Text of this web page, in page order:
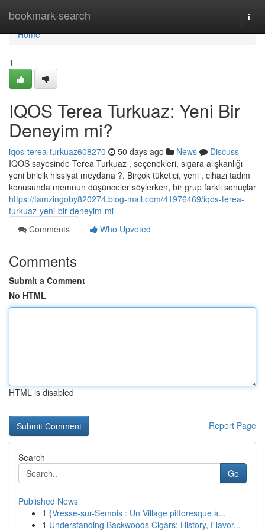
bookmark-search
Home
Home
1
IQOS Terea Turkuaz: Yeni Bir
Deneyim mi?
iqos-terea-turkuaz608270 50 days ago News
Discuss
IQOS sayesinde Terea Turkuaz , seçenekleri, sigara alışkanlığı
yeni biricik hissiyat meydana ?. Birçok tüketici, yeni , cihazı tadım
konusunda memnun düşünceler söylerken, bir grup farklı sonuçlar
https://tamzingoby820274.blog-mall.com/41976469/iqos-terea-
turkuaz-yeni-bir-deneyim-mi
Comments
Who Upvoted
Comments
Submit a Comment
No HTML
HTML is disabled
Report Page
Search
Go
Published News
1 {Vresse-sur-Semois : Un Village pittoresque à...
1 Understanding Backwoods Cigars: History, Flavor...